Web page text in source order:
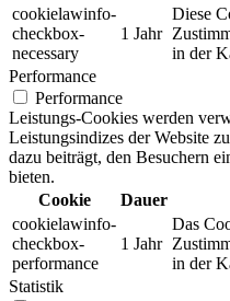
cookielawinfo-
checkbox-
necessary
1 Jahr
Diese
in der
Performance
Performance
Leistungs-Cookies werden
Leistungsindizes der Website
dazu beiträgt, den Besuchern
bieten.
Cookie
Dauer
cookielawinfo-
checkbox-
performance
1 Jahr
Das
in der
Statistik